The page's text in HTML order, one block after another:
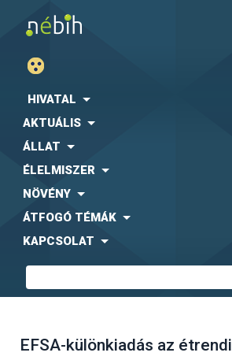
HIVATAL
AKTUÁLIS
ÁLLAT
ÉLELMISZER
NÖVÉNY
ÁTFOGÓ TÉMÁK
KAPCSOLAT
EFSA-különkiadás az étrendi